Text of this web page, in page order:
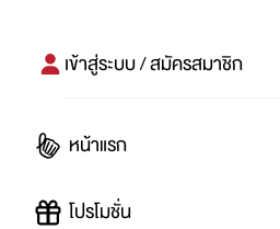
เข้าสู่ระบบ / สมัครสมาชิก
หน้าแรก
โปรโมชั่น
#